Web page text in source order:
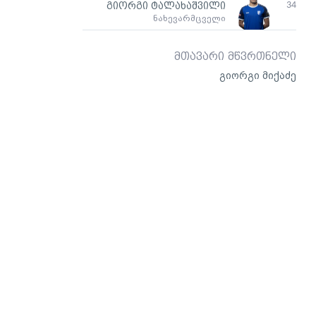
34
გიორგი ტალახაშვილი
ნახევარმცველი
მთავარი მწვრთნელი
გიორგი მიქაძე